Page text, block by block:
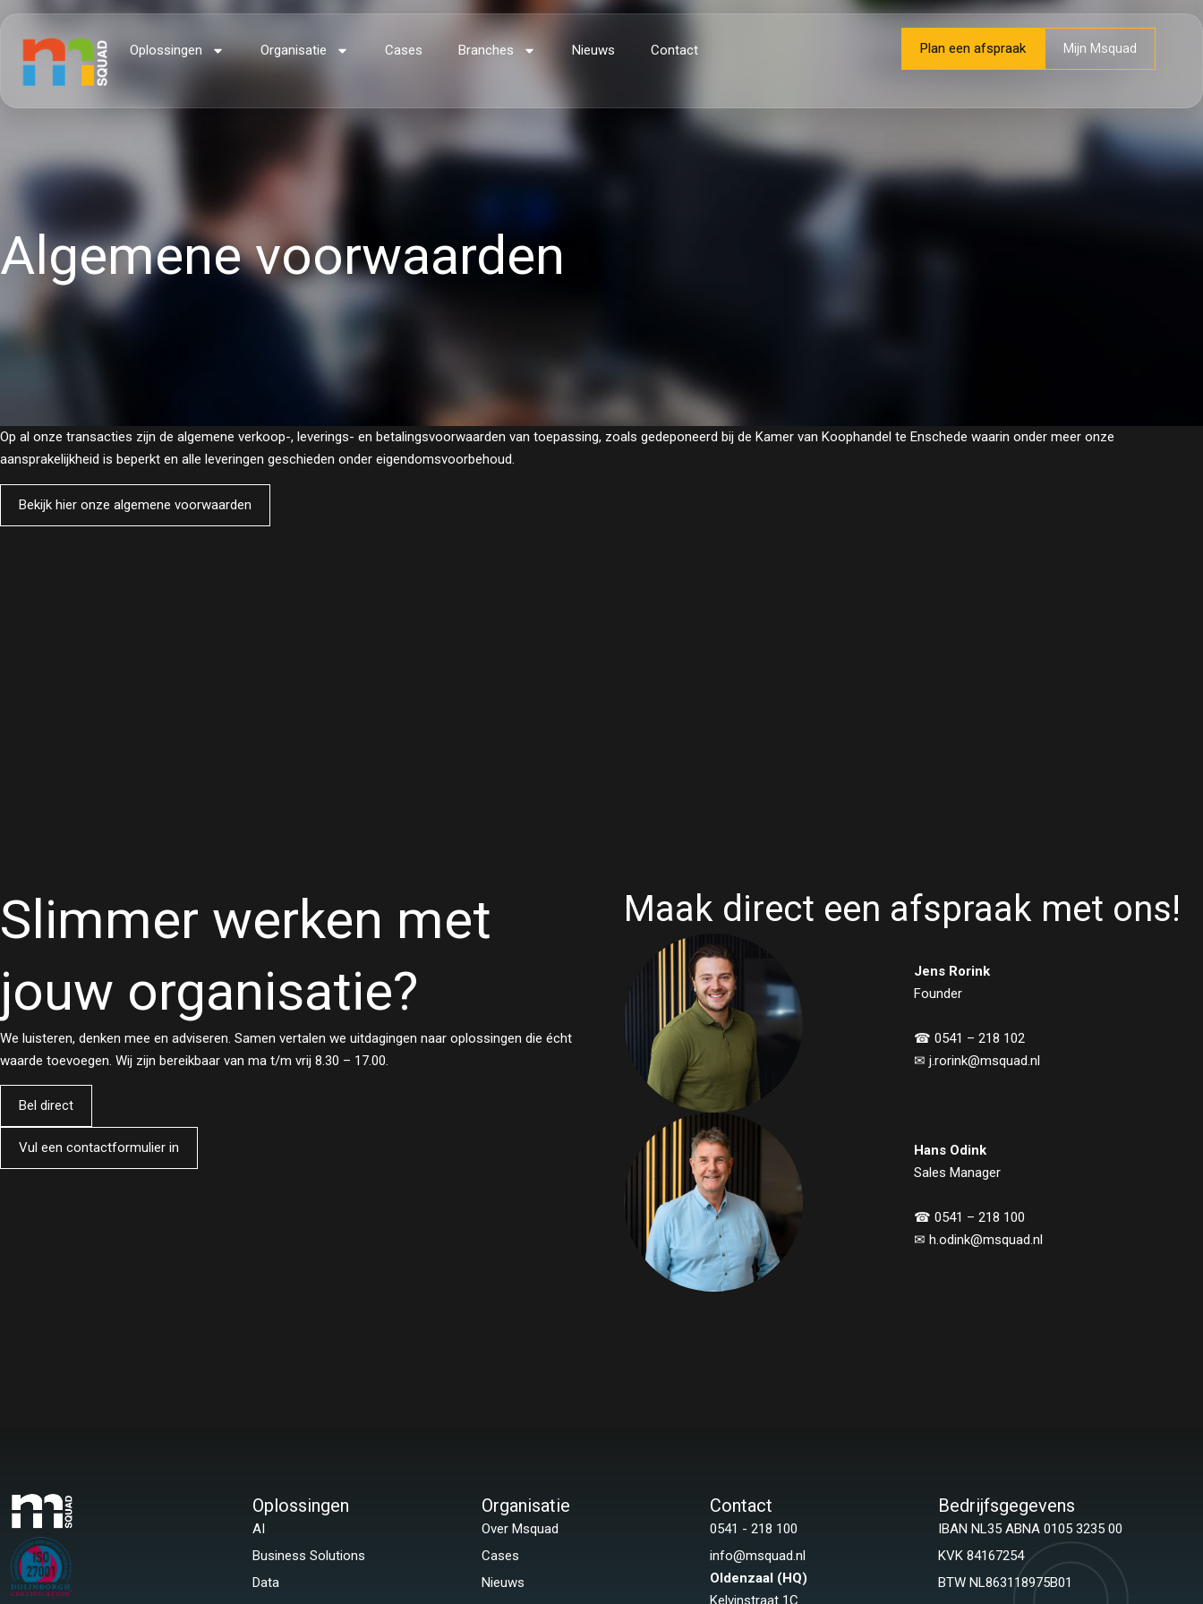
Oplossingen Organisatie Cases Branches Nieuws Contact Plan een afspraak Mijn Msquad
Algemene voorwaarden
Op al onze transacties zijn de algemene verkoop-, leverings- en betalingsvoorwaarden van toepassing, zoals gedeponeerd bij de Kamer van Koophandel te Enschede waarin onder meer onze
aansprakelijkheid is beperkt en alle leveringen geschieden onder eigendomsvoorbehoud.
Bekijk hier onze algemene voorwaarden
Slimmer werken met
jouw organisatie?
We luisteren, denken mee en adviseren. Samen vertalen we uitdagingen naar oplossingen die écht
waarde toevoegen. Wij zijn bereikbaar van ma t/m vrij 8.30 – 17.00.
Bel direct
Vul een contactformulier in
Maak direct een afspraak met ons!
Jens Rorink
Founder
☎︎ 0541 – 218 102
✉ j.rorink@msquad.nl
Hans Odink
Sales Manager
☎︎ 0541 – 218 100
✉ h.odink@msquad.nl
Oplossingen
AI
Business Solutions
Data
Organisatie
Over Msquad
Cases
Nieuws
Contact
0541 - 218 100
info@msquad.nl
Oldenzaal (HQ)
Kelvinstraat 1C
Bedrijfsgegevens
IBAN NL35 ABNA 0105 3235 00
KVK 84167254
BTW NL863118975B01